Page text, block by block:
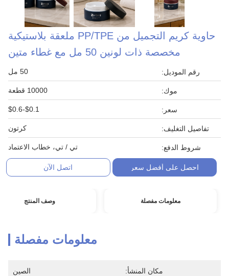
حاوية كريم التجميل من PP/TPE ملعقة بلاستيكية
مخصصة ذات لونين 50 مل مع غطاء متين
رقم الموديل: 50 مل
موك: 10000 قطعة
سعر: $0.1-$0.6
تفاصيل التغليف: كرتون
شروط الدفع: تي / تي، خطاب الاعتماد
احصل على أفضل سعر اتصل الآن
معلومات مفصلة وصف المنتج
معلومات مفصلة
مكان المنشأ: الصين